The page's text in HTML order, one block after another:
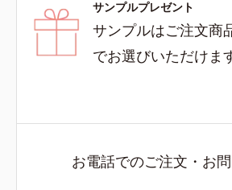
サンプルプレゼント
サンプルはご注文商
でお選びいただけま
お電話でのご注文・お